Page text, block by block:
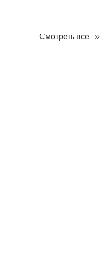
Смотреть все